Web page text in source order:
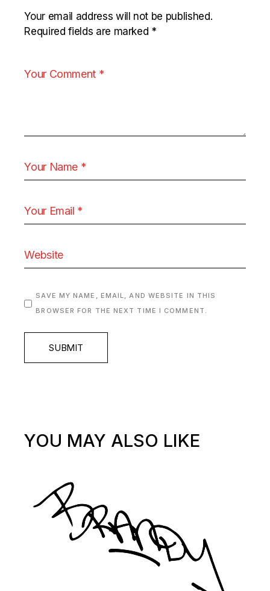
Your email address will not be published.
Required fields are marked *
SAVE MY NAME, EMAIL, AND WEBSITE IN THIS
BROWSER FOR THE NEXT TIME I COMMENT.
SUBMIT
YOU MAY ALSO LIKE